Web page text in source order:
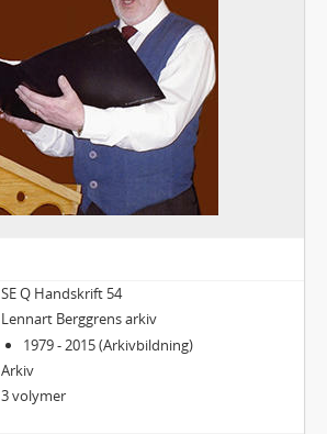
SE Q Handskrift 54
Lennart Berggrens arkiv
1979 - 2015 (Arkivbildning)
Arkiv
3 volymer